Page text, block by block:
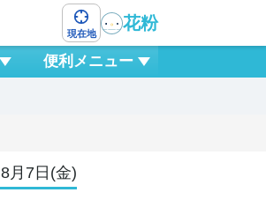
現在地
花粉
便利メニュー
8月7日(金)